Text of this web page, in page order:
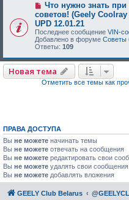
Что нужно знать
советов! (Geely
UPD 12.01.21
Последнее сообщение VIN-
Добавлено в форуме Советы
Ответы: 109
Новая тема
Отметить все темы как
ПРАВА ДОСТУПА
Вы не можете начинать темы
Вы не можете отвечать на сообщения
Вы не можете редактировать свои
Вы не можете удалять свои сообщения
Вы не можете добавлять вложения
GEELY Club Belarus